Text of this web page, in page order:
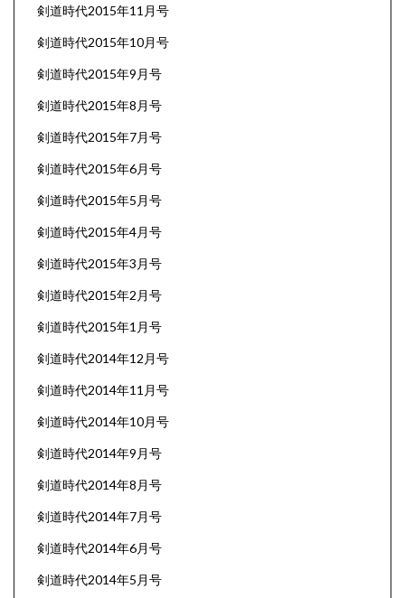
剣道時代2015年11月号
剣道時代2015年10月号
剣道時代2015年9月号
剣道時代2015年8月号
剣道時代2015年7月号
剣道時代2015年6月号
剣道時代2015年5月号
剣道時代2015年4月号
剣道時代2015年3月号
剣道時代2015年2月号
剣道時代2015年1月号
剣道時代2014年12月号
剣道時代2014年11月号
剣道時代2014年10月号
剣道時代2014年9月号
剣道時代2014年8月号
剣道時代2014年7月号
剣道時代2014年6月号
剣道時代2014年5月号